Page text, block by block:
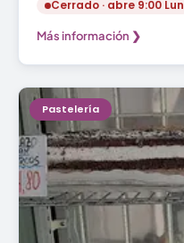
Cerrado · abre 9:00 Lun
Más información ❯
Pastelería